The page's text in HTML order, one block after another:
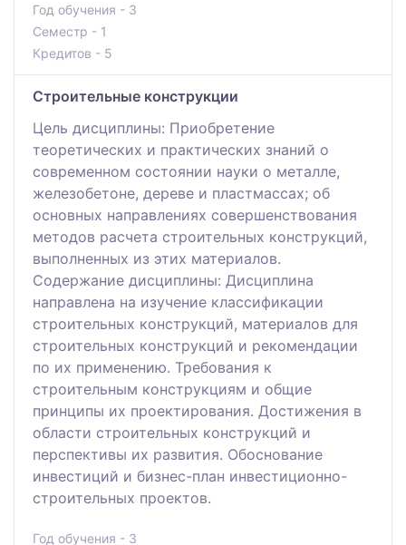
Год обучения - 3
Семестр - 1
Кредитов - 5
Строительные конструкции
Цель дисциплины: Приобретение
теоретических и практических знаний о
современном состоянии науки о металле,
железобетоне, дереве и пластмассах; об
основных направлениях совершенствования
методов расчета строительных конструкций,
выполненных из этих материалов.
Содержание дисциплины: Дисциплина
направлена на изучение классификации
строительных конструкций, материалов для
строительных конструкций и рекомендации
по их применению. Требования к
строительным конструкциям и общие
принципы их проектирования. Достижения в
области строительных конструкций и
перспективы их развития. Обоснование
инвестиций и бизнес-план инвестиционно-
строительных проектов.
Год обучения - 3